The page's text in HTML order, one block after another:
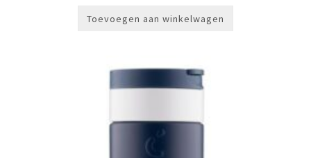
Toevoegen aan winkelwagen